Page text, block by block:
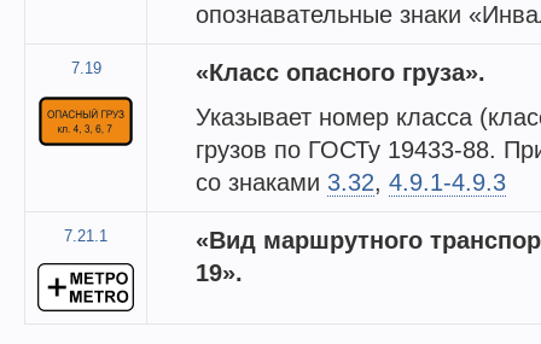
опознавательные знаки
7.19
«Класс опасного груза».
Указывает номер класса
грузов по ГОСТу 19433-88.
со знаками 3.32, 4.9.1-4.9.3
7.21.1
«Вид маршрутного
19».